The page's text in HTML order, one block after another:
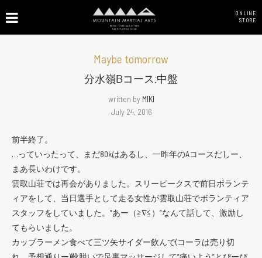
ONLINE
STORE
Maybe tomorrow
分水嶺Bコース:中盤
written by MIKI
July 24, 2016
前半終了。
…っていったって、まだ80kはあるし、一昨年のAコースだしー、
まあ長いわけです。
雲取山荘では再会がありました。スリーピークスで前日ボランテ
ィアをして、当日選手として走る女性が雲取山荘でボランティア
スタッフをしていました。”あー（≧∇≦）”なんて話して、激励し
てもらいました。
カップラーメン食べて三ツ矢サイダー飲んで(コーラは売り切